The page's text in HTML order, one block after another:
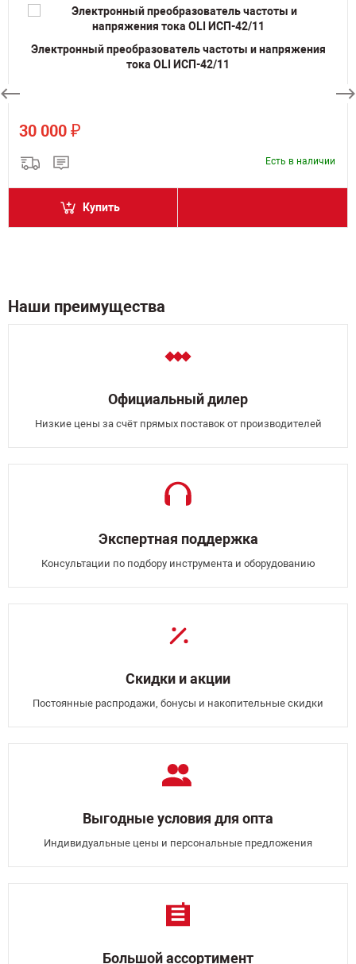
Электронный преобразователь частоты и напряжения
тока OLI ИСП-42/11
30 000 ₽
Есть в наличии
Купить
Наши преимущества
Официальный дилер
Низкие цены за счёт прямых поставок от производителей
Экспертная поддержка
Консультации по подбору инструмента и оборудованию
Скидки и акции
Постоянные распродажи, бонусы и накопительные скидки
Выгодные условия для опта
Индивидуальные цены и персональные предложения
Большой ассортимент